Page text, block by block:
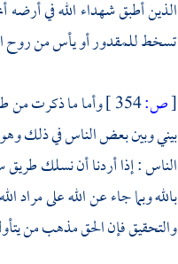
الذين أطبق شهداء الله في أرضه
تسخط للمقدور أو يأس من روح
[ص:354 ] وأما ما ذكرت
بيني وبين بعض الناس في ذلك وهو
الناس : إذا أردنا أن نسلك
بالله وبما جاء عن الله على
والتحقيق فإن الحق مذهب من